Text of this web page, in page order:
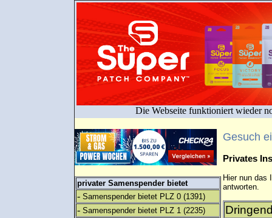
Die Webseite funktioniert wieder
privater Samenspender bietet
- Samenspender bietet PLZ 0 (1391)
- Samenspender bietet PLZ 1 (2235)
Gesuch
Privates
Hier nun das
antworten.